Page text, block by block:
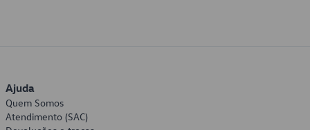
Ajuda
Quem Somos
Atendimento (SAC)